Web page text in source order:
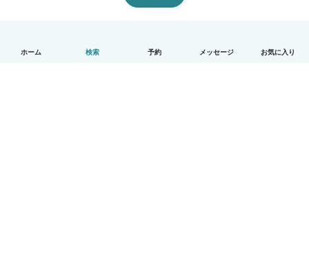
ホーム 検索 予約 メッセージ お気に入り